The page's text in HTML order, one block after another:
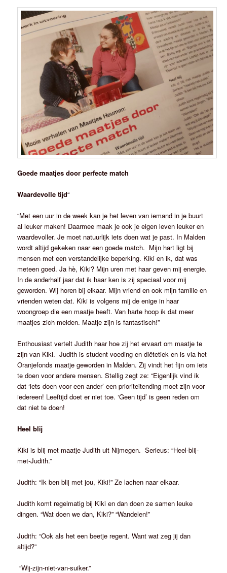
Goede maatjes door perfecte match
Waardevolle tijd“
“Met een uur in de week kan je het leven van iemand in je buurt
al leuker maken! Daarmee maak je ook je eigen leven leuker en
waardevoller. Je moet natuurlijk iets doen wat je past. In Malden
wordt altijd gekeken naar een goede match. Mijn hart ligt bij
mensen met een verstandelijke beperking. Kiki en ik, dat was
meteen goed. Ja hè, Kiki? Mijn uren met haar geven mij energie.
In de anderhalf jaar dat ik haar ken is zij speciaal voor mij
geworden. Wij horen bij elkaar. Mijn vriend en ook mijn familie en
vrienden weten dat. Kiki is volgens mij de enige in haar
woongroep die een maatje heeft. Van harte hoop ik dat meer
maatjes zich melden. Maatje zijn is fantastisch!”
Enthousiast vertelt Judith haar hoe zij het ervaart om maatje te
zijn van Kiki. Judith is student voeding en diëtetiek en is via het
Oranjefonds maatje geworden in Malden. Zij vindt het fijn om iets
te doen voor andere mensen. Stellig zegt ze: “Eigenlijk vind ik
dat ‘iets doen voor een ander’ een prioriteitending moet zijn voor
iedereen! Leeftijd doet er niet toe. ‘Geen tijd’ is geen reden om
dat niet te doen!
Heel blij
Kiki is blij met maatje Judith uit Nijmegen. Serieus: “Heel-blij-
met-Judith.”
Judith: “Ik ben blij met jou, Kiki!” Ze lachen naar elkaar.
Judith komt regelmatig bij Kiki en dan doen ze samen leuke
dingen. “Wat doen we dan, Kiki?” “Wandelen!”
Judith: “Ook als het een beetje regent. Want wat zeg jij dan
altijd?”
“Wij-zijn-niet-van-suiker.”